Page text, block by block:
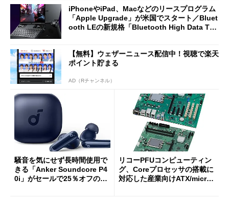
iPhoneやiPad、Macなどのリースプログラム
「Apple Upgrade」が米国でスタート／Bluet
ooth LEの新規格「Bluetooth High Data Thr
【無料】ウェザーニュース配信中！視聴で楽天
ポイント貯まる
AD（Rチャンネル）
騒音を気にせず長時間使用で
きる「Anker Soundcore P4
0i」がセールで25％オフの59
リコーPFUコンピューティン
グ、Coreプロセッサの搭載に
対応した産業向けATX/micro